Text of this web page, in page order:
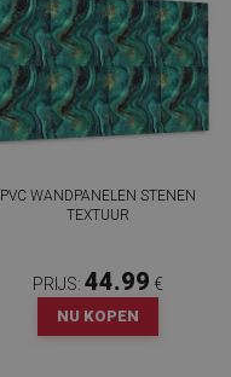
PVC WANDPANELEN STENEN
TEXTUUR
PRIJS: 44.99 €
NU KOPEN